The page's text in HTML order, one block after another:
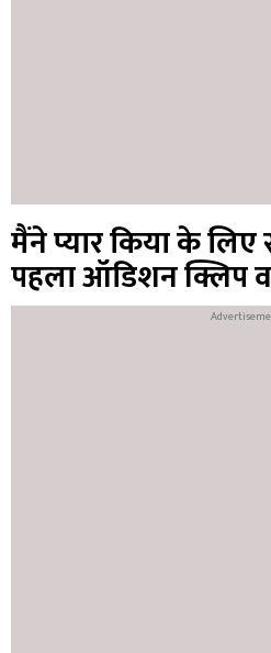
मैंने प्यार किया के
पहला ऑडिशन क्लिप